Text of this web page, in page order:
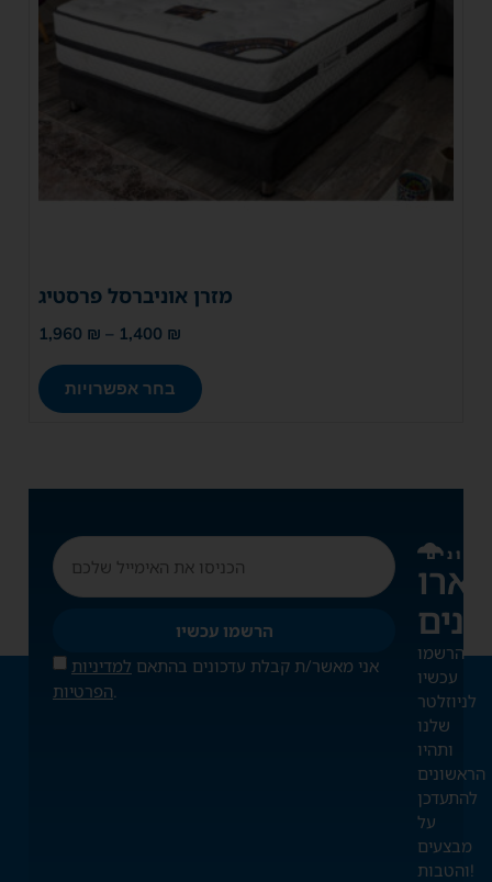
מזרן אוניברסל פרסטיג
1,400 ₪
–
1,960 ₪
בחר אפשרויות
הרשמו
עכשיו
לניוזלטר
שלנו
ותהיו
הראשונים
להתעדכן
על
מבצעים
והטבות!
אני מאשר/ת קבלת עדכונים בהתאם למדיניות
הפרטיות.
הרשמו עכשיו